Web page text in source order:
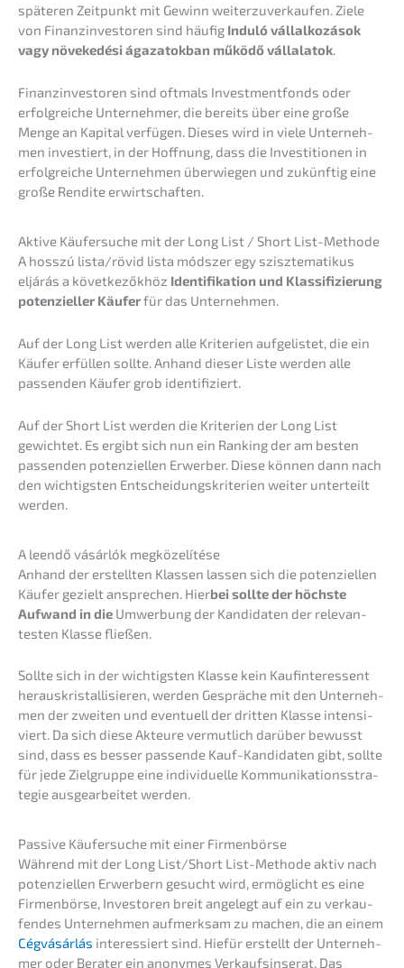
späte­ren Zeitpunkt mit Gewinn weiter­zu­ver­kau­fen. Ziele
von Finanz­in­ves­to­ren sind häufig Induló vállal­ko­zá­sok
vagy növeke­dé­si ágaza­tok­ban működő vállala­tok.
Finanz­in­ves­to­ren sind oftmals Invest­ment­fonds oder
erfolg­rei­che Unter­neh­mer, die bereits über eine große
Menge an Kapital verfü­gen. Dieses wird in viele Unter­neh­
men inves­tiert, in der Hoffnung, dass die Inves­ti­tio­nen in
erfolg­rei­che Unter­neh­men überwie­gen und zukünf­tig eine
große Rendi­te erwirtschaften.
Aktive Käufer­su­che mit der Long List / Short List-Methode
A hosszú lista/rövid lista módszer egy szisz­te­ma­ti­kus
eljárás a követ­ke­zők­höz Identi­fi­ka­ti­on und Klassi­fi­zie­rung
poten­zi­el­ler Käuferfür das Unternehmen.
Auf der Long List werden alle Krite­ri­en aufge­lis­tet, die ein
Käufer erfül­len sollte. Anhand dieser Liste werden alle
passen­den Käufer grob identifiziert.
Auf der Short List werden die Krite­ri­en der Long List
gewich­tet. Es ergibt sich nun ein Ranking der am besten
passen­den poten­zi­el­len Erwer­ber. Diese können dann nach
den wichtigs­ten Entschei­dungs­kri­te­ri­en weiter unter­teilt
werden.
A leendő vásár­lók megközelítése
Anhand der erstell­ten Klassen lassen sich die poten­zi­el­len
Käufer gezielt anspre­chen. Hierbei sollte der höchs­te
Aufwand in die Umwer­bung der Kandi­da­ten der relevan­
tes­ten Klasse fließen.
Sollte sich in der wichtigs­ten Klasse kein Kaufin­ter­es­sent
heraus­kris­tal­li­sie­ren, werden Gesprä­che mit den Unter­neh­
men der zweiten und eventu­ell der dritten Klasse inten­si­
viert. Da sich diese Akteu­re vermut­lich darüber bewusst
sind, dass es besser passen­de Kauf-Kandi­da­ten gibt, sollte
für jede Zielgrup­pe eine indivi­du­el­le Kommu­ni­ka­ti­ons­stra­
te­gie ausge­ar­bei­tet werden.
Passi­ve Käufer­su­che mit einer Firmenbörse
Während mit der Long List/Short List-Metho­de aktiv nach
poten­zi­el­len Erwer­bern gesucht wird, ermög­licht es eine
Firmen­bör­se, Inves­to­ren breit angelegt auf ein zu verkau­
fen­des Unter­neh­men aufmerk­sam zu machen, die an einem
Cégvá­sár­lás inter­es­siert sind. Hiefür erstellt der Unter­neh­
mer oder Berater ein anony­mes Verkaufs­in­se­rat. Das